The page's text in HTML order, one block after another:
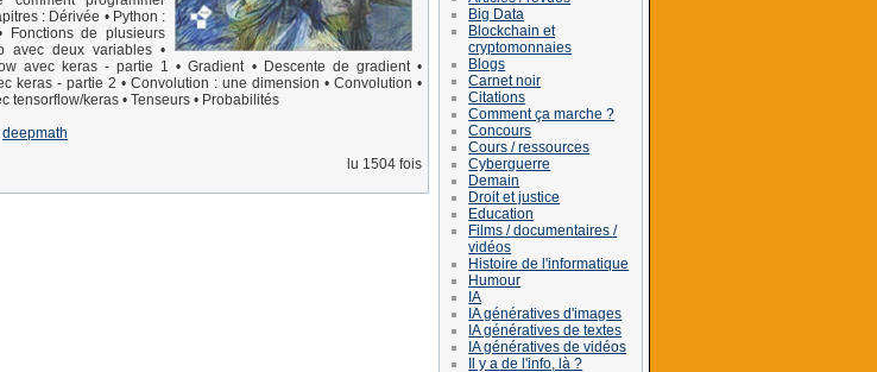
: Dérivée • Python :
Fonctions de plusieurs
avec deux variables •
avec keras - partie 1 • Gradient • Descente de gradient •
keras - partie 2 • Convolution : une dimension • Convolution •
tensorflow/keras • Tenseurs • Probabilités
deepmath
lu 1504 fois
Big Data
Blockchain et
cryptomonnaies
Blogs
Carnet noir
Citations
Comment ça marche ?
Concours
Cours / ressources
Cyberguerre
Demain
Droit et justice
Education
Films / documentaires /
vidéos
Histoire de l'informatique
Humour
IA
IA génératives d'images
IA génératives de textes
IA génératives de vidéos
Il y a de l'info, là ?